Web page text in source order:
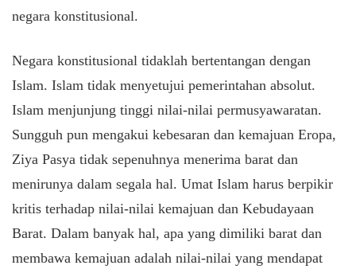
negara konstitusional.
Negara konstitusional tidaklah bertentangan dengan
Islam. Islam tidak menyetujui pemerintahan absolut.
Islam menjunjung tinggi nilai-nilai permusyawaratan.
Sungguh pun mengakui kebesaran dan kemajuan Eropa,
Ziya Pasya tidak sepenuhnya menerima barat dan
menirunya dalam segala hal. Umat Islam harus berpikir
kritis terhadap nilai-nilai kemajuan dan Kebudayaan
Barat. Dalam banyak hal, apa yang dimiliki barat dan
membawa kemajuan adalah nilai-nilai yang mendapat